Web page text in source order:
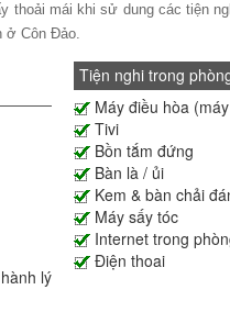
thoải mái khi sử dung các tiện
ở Côn Đảo.
lý
Tiện nghi trong
Máy điều hòa
Tivi
Bồn tắm đứng
Bàn là / ủi
Kem & bàn chải
Máy sấy tóc
Internet trong
Điện thoai